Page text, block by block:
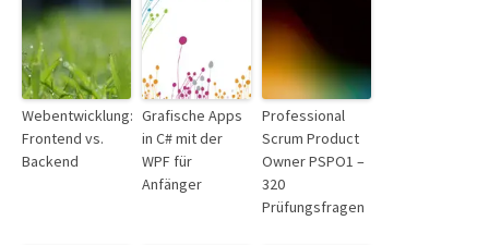
Webentwicklung:
Frontend vs.
Backend
Grafische Apps
in C# mit der
WPF für
Anfänger
Professional
Scrum Product
Owner PSPO1 –
320
Prüfungsfragen